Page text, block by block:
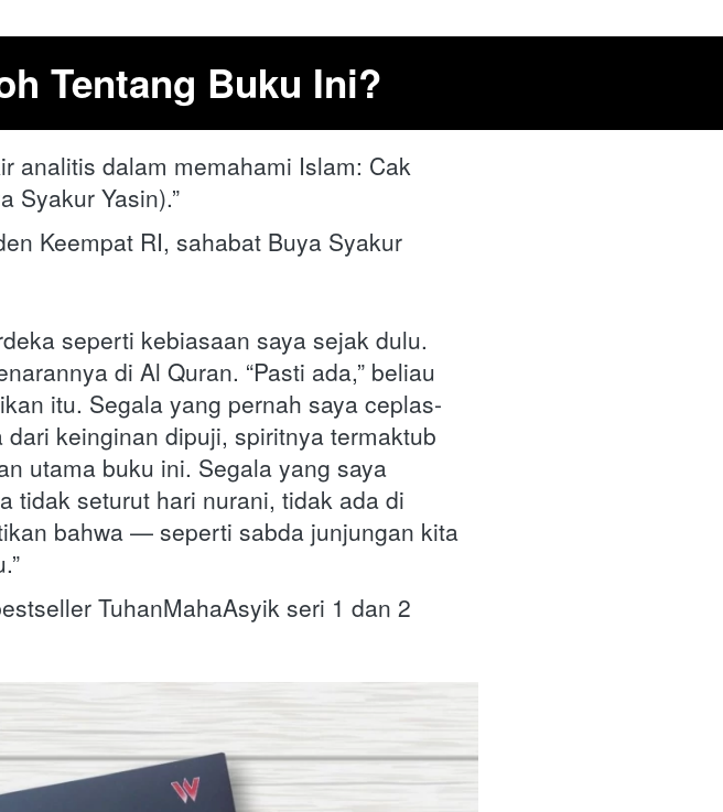
Tentang Buku Ini?
analitis dalam memahami Islam: Cak
Syakur Yasin).”
Keempat RI, sahabat Buya Syakur
seperti kebiasaan saya sejak dulu.
di Al Quran. “Pasti ada,” beliau
itu. Segala yang pernah saya ceplas-
keinginan dipuji, spiritnya termaktub
utama buku ini. Segala yang saya
tidak seturut hari nurani, tidak ada di
bahwa — seperti sabda junjungan kita
TuhanMahaAsyik seri 1 dan 2